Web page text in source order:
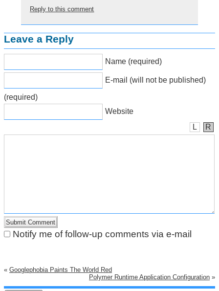
Reply to this comment
Leave a Reply
Name (required)
E-mail (will not be published)
(required)
Website
L
R
Notify me of follow-up comments via e-mail
« Googlephobia Paints The World Red
Polymer Runtime Application Configuration »